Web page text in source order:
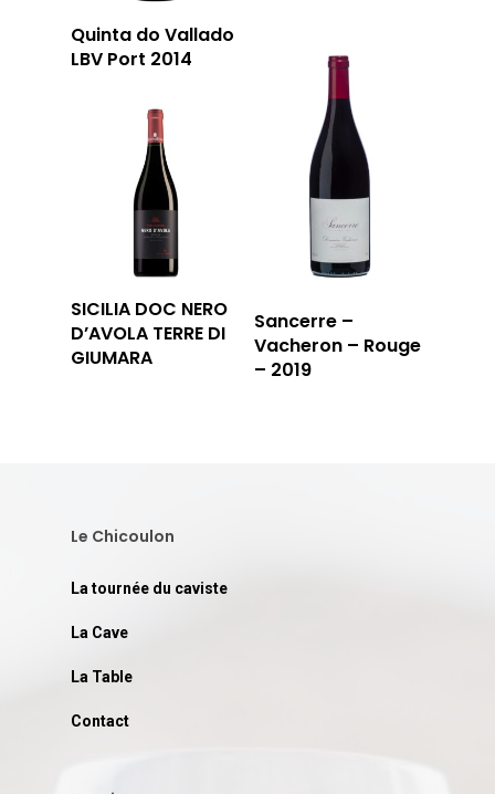
Quinta do Vallado
LBV Port 2014
Sancerre –
Vacheron – Rouge
– 2019
SICILIA DOC NERO
D’AVOLA TERRE DI
GIUMARA
Le Chicoulon
La tournée du caviste
La Cave
La Table
Contact